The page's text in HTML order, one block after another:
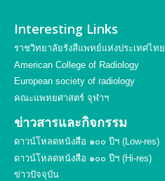
Interesting Links
ราชวิทยาลัยรังสีแพทย์แห่งประเทศไทย
American College of Radiology
European society of radiology
คณะแพทยศาสตร์ จุฬาฯ
ข่าวสารและกิจกรรม
ดาวน์โหลดหนังสือ ๑๐๐ ปีฯ (Low-res)
ดาวน์โหลดหนังสือ ๑๐๐ ปีฯ (Hi-res)
ข่าวปัจจุบัน